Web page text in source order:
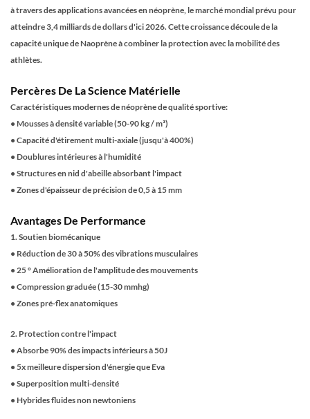
à travers des applications avancées en néoprène, le marché mondial prévu pour
atteindre 3,4 milliards de dollars d'ici 2026. Cette croissance découle de la
capacité unique de Naoprène à combiner la protection avec la mobilité des
athlètes.
Percères De La Science Matérielle
Caractéristiques modernes de néoprène de qualité sportive:
● Mousses à densité variable (50-90 kg / m³)
●Capacité d'étirement multi-axiale (jusqu'à 400%)
● Doublures intérieures à l'humidité
●Structures en nid d'abeille absorbant l'impact
●Zones d'épaisseur de précision de 0,5 à 15 mm
Avantages De Performance
1. Soutien biomécanique
● Réduction de 30 à 50% des vibrations musculaires
●25 ° Amélioration de l'amplitude des mouvements
●Compression graduée (15-30 mmhg)
●Zones pré-flex anatomiques
2. Protection contre l'impact
●Absorbe 90% des impacts inférieurs à 50J
●5x meilleure dispersion d'énergie que Eva
●Superposition multi-densité
● Hybrides fluides non newtoniens